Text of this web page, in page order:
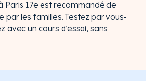
Paris 17e est recommandé de
par les familles. Testez par vous-
avec un cours d’essai, sans